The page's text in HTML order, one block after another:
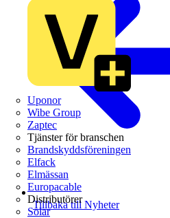
Uponor
Wibe Group
Zaptec
Tjänster för branschen
Brandskyddsföreningen
Elfack
Elmässan
Europacable
Distributörer
Solar
Tillbaka till Nyheter